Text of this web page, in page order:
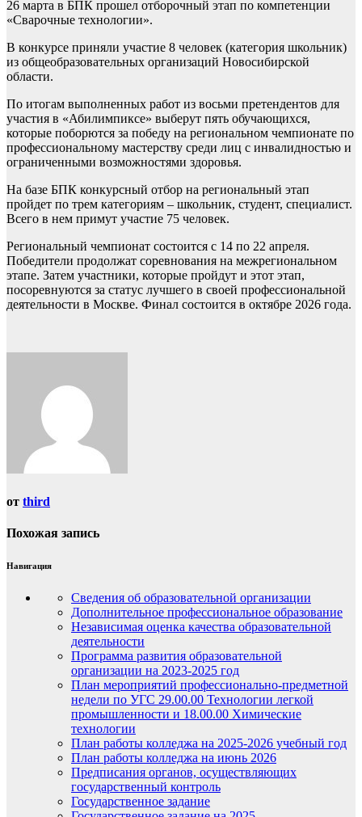
26 марта в БПК прошел отборочный этап по компетенции
«Сварочные технологии».
В конкурсе приняли участие 8 человек (категория школьник)
из общеобразовательных организаций Новосибирской
области.
По итогам выполненных работ из восьми претендентов для
участия в «Абилимпиксе» выберут пять обучающихся,
которые поборются за победу на региональном чемпионате по
профессиональному мастерству среди лиц с инвалидностью и
ограниченными возможностями здоровья.
На базе БПК конкурсный отбор на региональный этап
пройдет по трем категориям – школьник, студент, специалист.
Всего в нем примут участие 75 человек.
Региональный чемпионат состоится с 14 по 22 апреля.
Победители продолжат соревнования на межрегиональном
этапе. Затем участники, которые пройдут и этот этап,
посоревнуются за статус лучшего в своей профессиональной
деятельности в Москве. Финал состоится в октябре 2026 года.
от third
Похожая запись
Навигация
Сведения об образовательной организации
Дополнительное профессиональное образование
Независимая оценка качества образовательной
деятельности
Программа развития образовательной
организации на 2023-2025 год
План мероприятий профессионально-предметной
недели по УГС 29.00.00 Технологии легкой
промышленности и 18.00.00 Химические
технологии
План работы колледжа на 2025-2026 учебный год
План работы колледжа на июнь 2026
Предписания органов, осуществляющих
государственный контроль
Государственное задание